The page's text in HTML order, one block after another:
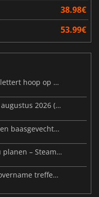
38.98€
53.99€
Steam Frame-prijs lekt uit en verplettert hoop op betaalbare VR
Niuwe Videogames van de week – augustus 2026 (week 32)
Palworld-update maakt Sunreach en baasgevechten stabieler
Microsoft könnte Project Helix neu planen – Steam-Support wackelt
Malware-kaarten en een Discord-overname treffen Meccha Chameleon